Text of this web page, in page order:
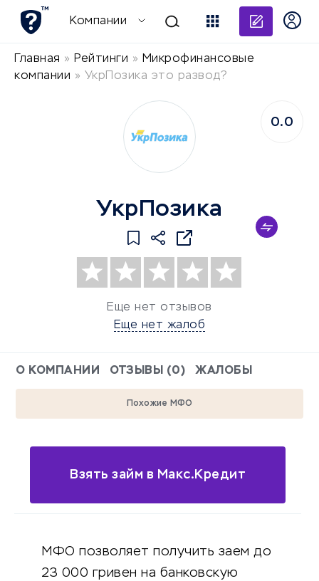
Компании
Главная » Рейтинги » Микрофинансовые
компании » УкрПозика это развод?
УкрПозика
Еще нет отзывов
Еще нет жалоб
0.0
О КОМПАНИИ ОТЗЫВЫ (0) ЖАЛОБЫ
Похожие МФО
Взять займ в Макс.Кредит
МФО позволяет получить заем до
23 000 гривен на банковскую